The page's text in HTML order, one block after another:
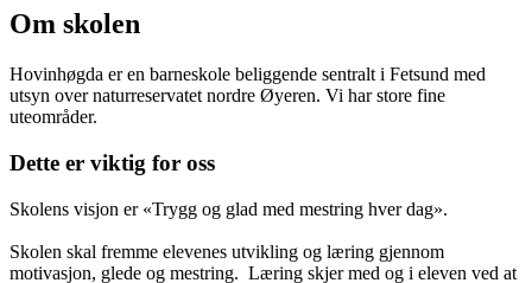
Om skolen
Hovinhøgda er en barneskole beliggende sentralt i Fetsund med
utsyn over naturreservatet nordre Øyeren. Vi har store fine
uteområder.
Dette er viktig for oss
Skolens visjon er «Trygg og glad med mestring hver dag».
Skolen skal fremme elevenes utvikling og læring gjennom
motivasjon, glede og mestring. Læring skjer med og i eleven ved at